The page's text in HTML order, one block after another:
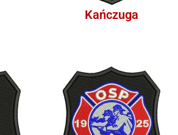
Kańczuga